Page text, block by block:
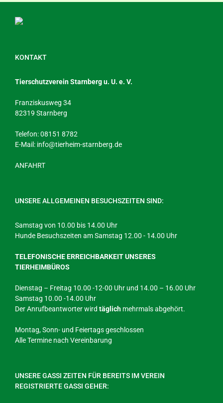
KONTAKT
Tierschutzverein Starnberg u. U. e. V.
Franziskusweg 34
82319 Starnberg
Telefon: 08151 8782
E-Mail: info@tierheim-starnberg.de
ANFAHRT
UNSERE ALLGEMEINEN BESUCHSZEITEN SIND:
Samstag von 10.00 bis 14.00 Uhr
Hunde Besuchszeiten am Samstag 12.00 - 14.00 Uhr
TELEFONISCHE ERREICHBARKEIT UNSERES
TIERHEIMBÜROS
Dienstag – Freitag 10.00 -12-00 Uhr und 14.00 – 16.00 Uhr
Samstag 10.00 -14.00 Uhr
Der Anrufbeantworter wird täglich mehrmals abgehört.
Montag, Sonn- und Feiertags geschlossen
Alle Termine nach Vereinbarung
UNSERE GASSI ZEITEN FÜR BEREITS IM VEREIN
REGISTRIERTE GASSI GEHER: